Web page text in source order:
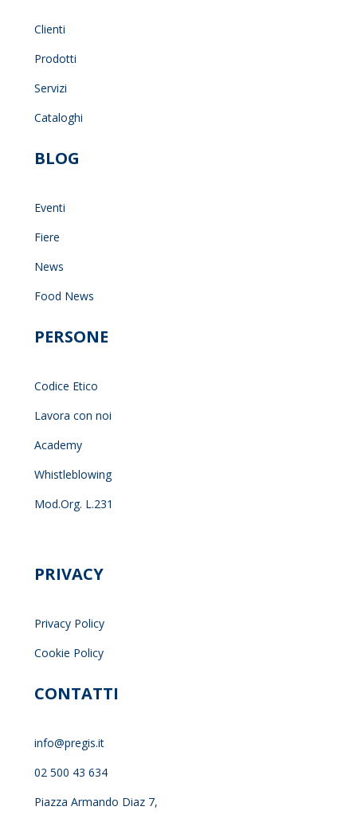
Clienti
Prodotti
Servizi
Cataloghi
BLOG
Eventi
Fiere
News
Food News
PERSONE
Codice Etico
Lavora con noi
Academy
Whistleblowing
Mod.Org. L.231
PRIVACY
Privacy Policy
Cookie Policy
CONTATTI
info@pregis.it
02 500 43 634
Piazza Armando Diaz 7,